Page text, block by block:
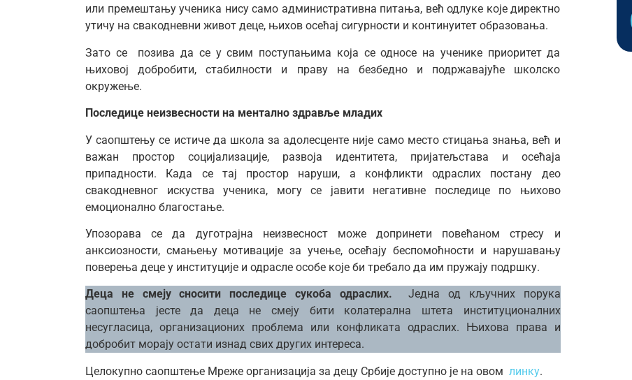
или премештању ученика нису само административна питања, већ одлуке које директно
утичу на свакодневни живот деце, њихов осећај сигурности и континуитет образовања.
Зато се позива да се у свим поступањима која се односе на ученике приоритет да
њиховој добробити, стабилности и праву на безбедно и подржавајуће школско
окружење.
Последице неизвесности на ментално здравље младих
У саопштењу се истиче да школа за адолесценте није само место стицања знања, већ и
важан простор социјализације, развоја идентитета, пријатељстава и осећаја
припадности. Када се тај простор наруши, а конфликти одраслих постану део
свакодневног искуства ученика, могу се јавити негативне последице по њихово
емоционално благостање.
Упозорава се да дуготрајна неизвесност може допринети повећаном стресу и
анксиозности, смањењу мотивације за учење, осећају беспомоћности и нарушавању
поверења деце у институције и одрасле особе које би требало да им пружају подршку.
Деца не смеју сносити последице сукоба одраслих.Једна од кључних порука
саопштења јесте да деца не смеју бити колатерална штета институционалних
несугласица, организационих проблема или конфликата одраслих. Њихова права и
добробит морају остати изнад свих других интереса.
Целокупно саопштење Мреже организација за децу Србије доступно је на овом линку.